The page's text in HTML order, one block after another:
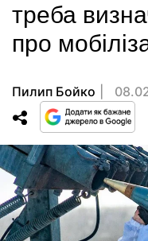
треба
про
Пилип Бойко